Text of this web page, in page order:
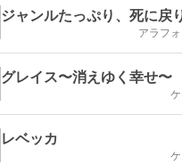
ジャンルたっぷり、死に戻
アラフ
グレイス〜消えゆく幸せ〜
レベッカ